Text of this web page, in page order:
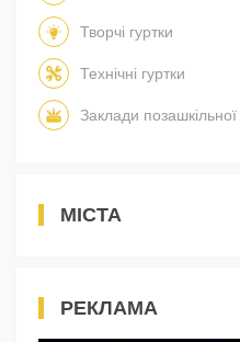
Творчі гуртки
Технічні гуртки
Заклади позашкільної
МІСТА
РЕКЛАМА